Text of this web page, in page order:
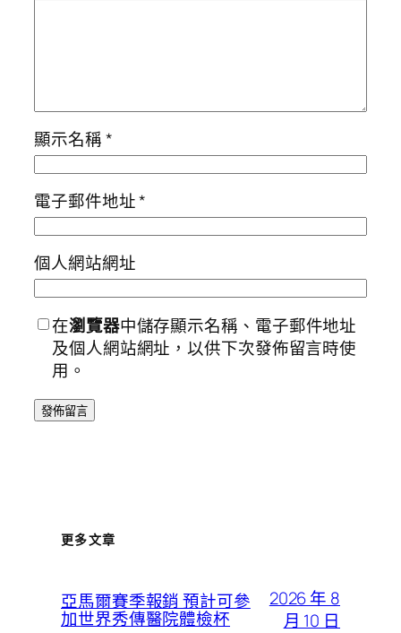
顯示名稱*
電子郵件地址*
個人網站網址
在瀏覽器中儲存顯示名稱、電子郵件地址
及個人網站網址，以供下次發佈留言時使
用。
更多文章
亞馬爾賽季報銷 預計可參
加世界秀傳醫院體檢杯
2026 年 8
月 10 日